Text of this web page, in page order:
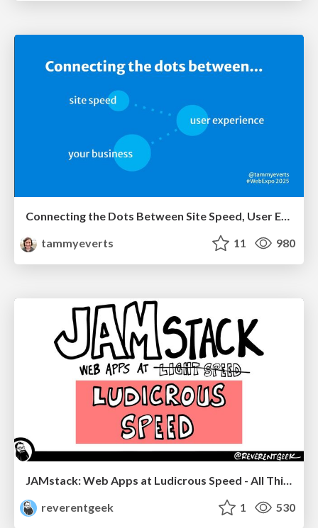
Connecting the Dots Between Site Speed, User Experience & Your Business [WebExpo 2025]
tammyeverts
11 980
reverentgeek
1 530